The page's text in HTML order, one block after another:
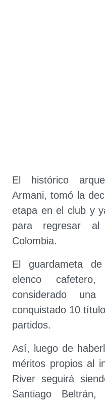
El histórico
Armani, tomó la
etapa en el club y
para regresar al
Colombia.
El guardameta
elenco
considerado
conquistado 10
partidos.
Así, luego de
méritos propios al
River seguirá
Santiago